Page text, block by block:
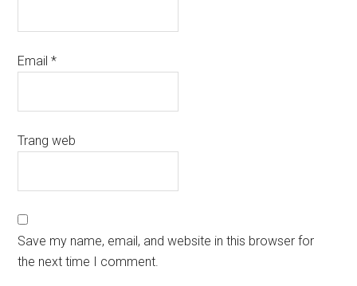
Email*
Trang web
Save my name, email, and website in this browser for
the next time I comment.